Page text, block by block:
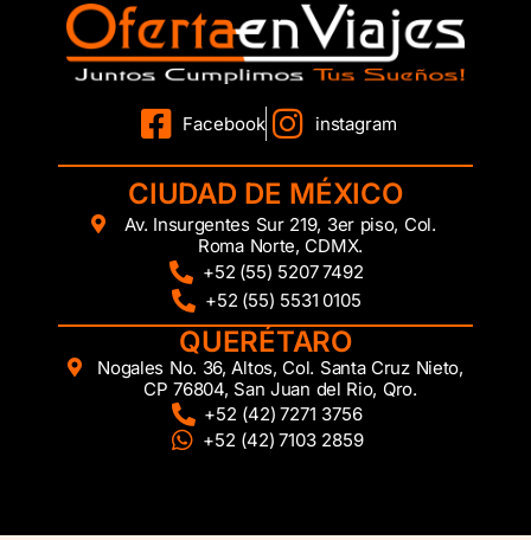
Facebook instagram
CIUDAD DE MÉXICO
Av. Insurgentes Sur 219, 3er piso, Col.
Roma Norte, CDMX.
+52 (55) 5207 7492
+52 (55) 5531 0105
QUERÉTARO
Nogales No. 36, Altos, Col. Santa Cruz Nieto,
CP 76804, San Juan del Rio, Qro.
+52 (42) 7271 3756
+52 (42) 7103 2859